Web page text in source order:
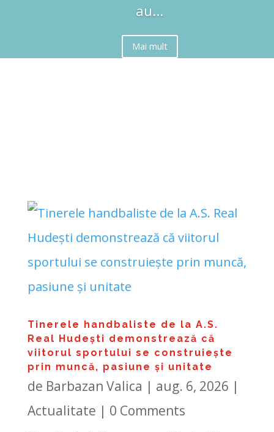
au...
Mai mult
Tinerele handbaliste de la A.S.
Real Hudești demonstrează că
viitorul sportului se construiește
prin muncă, pasiune și unitate
de Barbazan Valica | aug. 6, 2026 |
Actualitate | 0 Comments